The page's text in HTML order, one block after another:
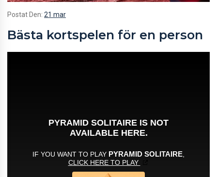
Postat Den: 21 mar
Bästa kortspelen för en person